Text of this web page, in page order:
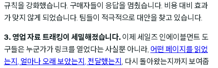
규칙을 강화했습니다. 구매자들이 응답을 멈췄습니다. 비용 대비 효과
가 맞지 않게 되었습니다. 팀들이 적극적으로 대안을 찾고 있습니다.
3. 영업 자료 트래킹이 세밀해졌습니다. 이제 세일즈 인에이블먼트 도
구들은 누군가가 링크를 열었다는 사실뿐 아니라, 어떤 페이지를 읽었
는지, 얼마나 오래 보았는지, 전달했는지 , 다시 돌아왔는지까지 보여줍